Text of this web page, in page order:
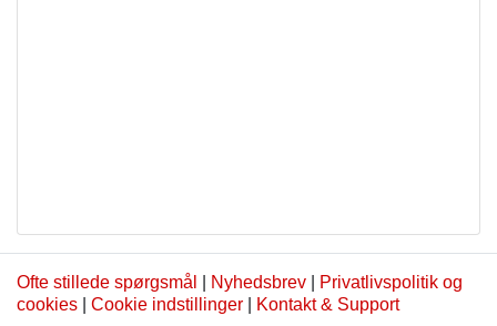
Ofte stillede spørgsmål Nyhedsbrev
Privatlivspolitik og
cookies
Cookie indstillinger Kontakt & Support